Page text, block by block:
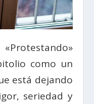
como un
está dejando
seriedad y